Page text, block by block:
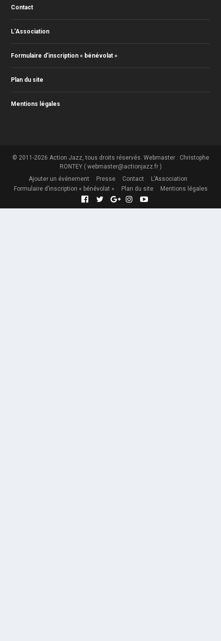
Contact
L’Association
Formulaire d’inscription « bénévolat »
Plan du site
Mentions légales
© 2011-2026 Action Jazz, tous droits réservés. Webmaster : Christophe
RONTEY ( webmaster@actionjazz.fr )
Ajouter un événement
Presse Contact
L’Association
Formulaire d’inscription « bénévolat »
Plan du site Mentions légales